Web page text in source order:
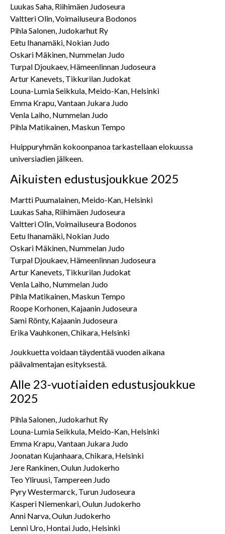
Luukas Saha, Riihimäen Judoseura
Valtteri Olin, Voimailuseura Bodonos
Pihla Salonen, Judokarhut Ry
Eetu Ihanamäki, Nokian Judo
Oskari Mäkinen, Nummelan Judo
Turpal Djoukaev, Hämeenlinnan Judoseura
Artur Kanevets, Tikkurilan Judokat
Louna-Lumia Seikkula, Meido-Kan, Helsinki
Emma Krapu, Vantaan Jukara Judo
Venla Laiho, Nummelan Judo
Pihla Matikainen, Maskun Tempo
Huippuryhmän kokoonpanoa tarkastellaan elokuussa
universiadien jälkeen.
Aikuisten edustusjoukkue 2025
Martti Puumalainen, Meido-Kan, Helsinki
Luukas Saha, Riihimäen Judoseura
Valtteri Olin, Voimailuseura Bodonos
Eetu Ihanamäki, Nokian Judo
Oskari Mäkinen, Nummelan Judo
Turpal Djoukaev, Hämeenlinnan Judoseura
Artur Kanevets, Tikkurilan Judokat
Venla Laiho, Nummelan Judo
Pihla Matikainen, Maskun Tempo
Roope Korhonen, Kajaanin Judoseura
Sami Rönty, Kajaanin Judoseura
Erika Vauhkonen, Chikara, Helsinki
Joukkuetta voidaan täydentää vuoden aikana
päävalmentajan esityksestä.
Alle 23-vuotiaiden edustusjoukkue
2025
Pihla Salonen, Judokarhut Ry
Louna-Lumia Seikkula, Meido-Kan, Helsinki
Emma Krapu, Vantaan Jukara Judo
Joonatan Kujanhaara, Chikara, Helsinki
Jere Rankinen, Oulun Judokerho
Teo Yliruusi, Tampereen Judo
Pyry Westermarck, Turun Judoseura
Kasperi Niemenkari, Oulun Judokerho
Anni Narva, Oulun Judokerho
Lenni Uro, Hontai Judo, Helsinki